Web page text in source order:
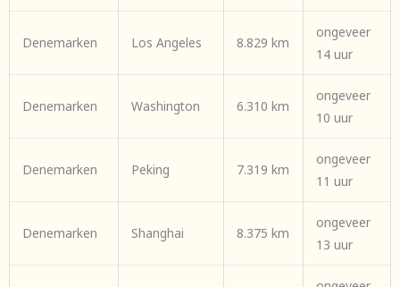
Denemarken Los Angeles 8.829 km
ongeveer
14 uur
Denemarken Washington 6.310 km
ongeveer
10 uur
Denemarken Peking 7.319 km
ongeveer
11 uur
Denemarken Shanghai 8.375 km
ongeveer
13 uur